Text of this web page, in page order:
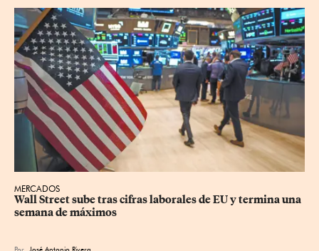
MERCADOS
Wall Street sube tras cifras laborales de EU y termina una
semana de máximos
Por José Antonio Rivera